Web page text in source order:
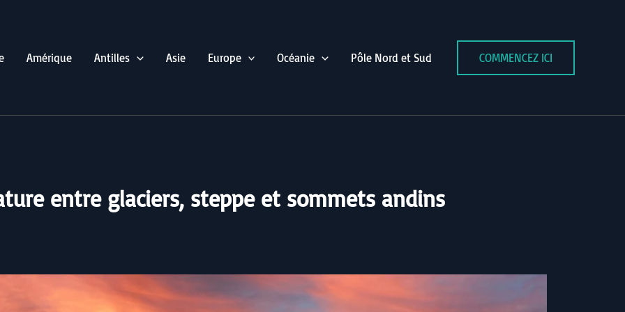
Amérique Antilles Asie Europe Océanie Pôle Nord et Sud COMMENCEZ ICI
entre glaciers, steppe et sommets andins